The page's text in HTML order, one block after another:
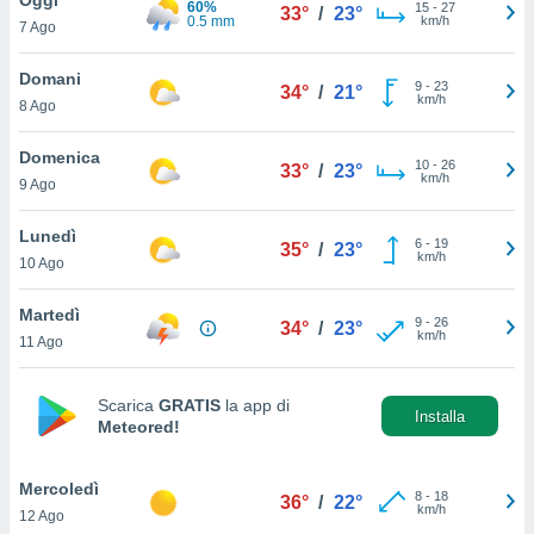
è
al sito
di
ci
di
il
un
la
nella
7 Ago
60%
0.5 mm
33° / 23° 15- 27
km/h
Domani
8 Ago
34° / 21° 9- 23
km/h
Domenica
9 Ago
33° / 23° 10- 26
km/h
Lunedì
10 Ago
35° / 23° 6- 19
km/h
Martedì
11 Ago
34° / 23° 9- 26
km/h
Scarica GRATIS la app di
Meteored!
Installa
Mercoledì
12 Ago
36° / 22° 8- 18
km/h